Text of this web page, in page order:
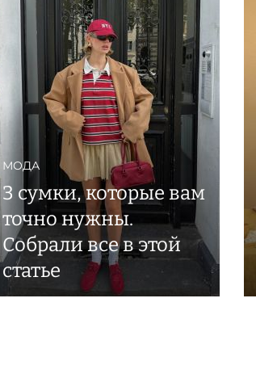
МОДА
3 сумки, которые вам
точно нужны.
Собрали все в этой
статье